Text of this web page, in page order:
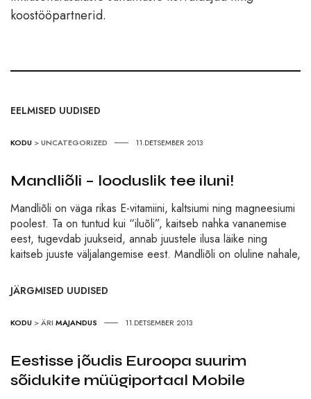
koostööpartnerid.
EELMISED UUDISED
KODU >UNCATEGORIZED 11.DETSEMBER 2013
Mandliõli – looduslik tee iluni!
Mandliõli on väga rikas E-vitamiini, kaltsiumi ning magneesiumi
poolest. Ta on tuntud kui “iluõli”, kaitseb nahka vananemise
eest, tugevdab juukseid, annab juustele ilusa läike ning
kaitseb juuste väljalangemise eest. Mandliõli on oluline nahale,
JÄRGMISED UUDISED
KODU >ÄRI MAJANDUS 11.DETSEMBER 2013
Eestisse jõudis Euroopa suurim
sõidukite müügiportaal Mobile